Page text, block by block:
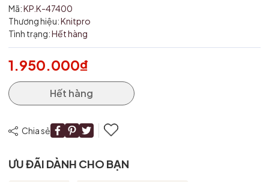
Mã:KP.K-47400
Thương hiệu:Knitpro
Tình trạng:Hết hàng
1.950.000₫
Hết hàng
Chia sẻ
ƯU ĐÃI DÀNH CHO BẠN
Mã giảm giá:
Ngày hết hạn: